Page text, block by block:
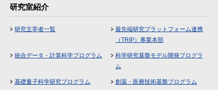
研究室紹介
研究主宰者一覧
最先端研究プラットフォーム連携
（TRIP）事業本部
統合データ・計算科学プログラム
科学研究基盤モデル開発プログラ
ム
基礎量子科学研究プログラム 創薬・医療技術基盤プログラム